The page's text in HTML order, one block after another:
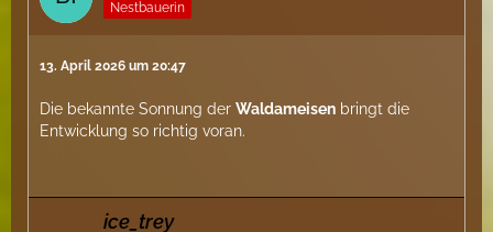
Nestbauerin
13. April 2026 um 20:47
Die bekannte Sonnung der Waldameisen bringt die
Entwicklung so richtig voran.
ice_trey